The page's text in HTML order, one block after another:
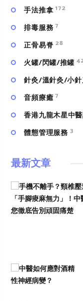
手法推拿 172
排毒服務 7
正骨易脊 28
火罐/閃罐/推罐
針灸/溫針灸/小針
⾳頻療癒 7
香港九龍木星中
體態管理服務 3
最新文章